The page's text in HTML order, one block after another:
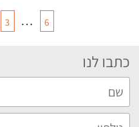
3 … 6
כתבו לנו